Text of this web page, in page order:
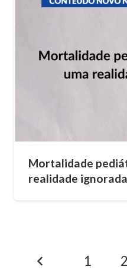
Mortalidade
realidade ignorada
1 2